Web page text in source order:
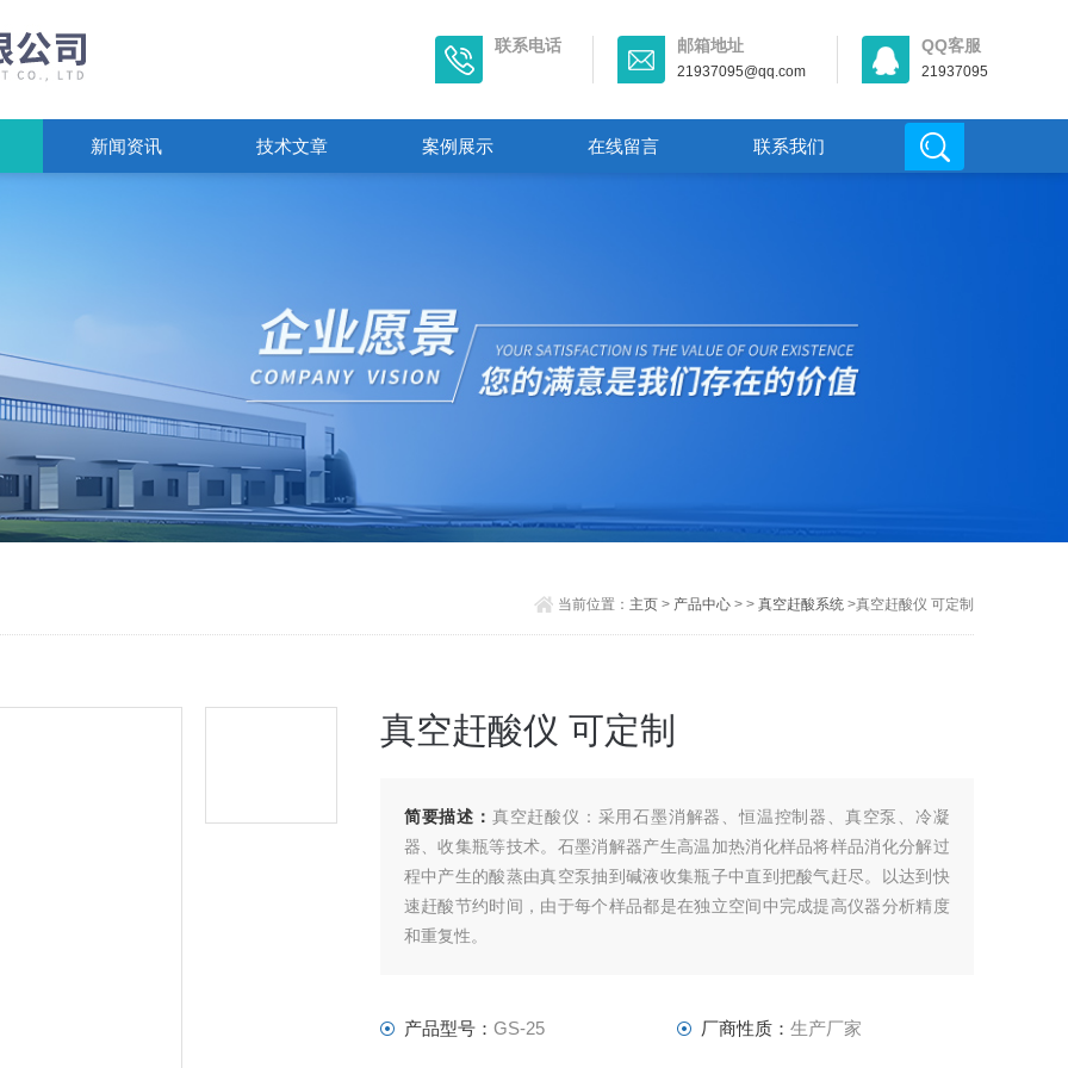
联系电话 邮箱地址
21937095@qq.com
QQ客服
21937095
新闻资讯 技术文章 案例展示 在线留言 联系我们
当前位置： 主页> 产品中心> > 真空赶酸系统>真空赶酸仪 可定制
真空赶酸仪 可定制
简要描述： 真空赶酸仪：采用石墨消解器、恒温控制器、真空泵、冷凝
器、收集瓶等技术。石墨消解器产生高温加热消化样品将样品消化分解过
程中产生的酸蒸由真空泵抽到碱液收集瓶子中直到把酸气赶尽。以达到快
速赶酸节约时间，由于每个样品都是在独立空间中完成提高仪器分析精度
和重复性。
产品型号： GS-25 厂商性质： 生产厂家